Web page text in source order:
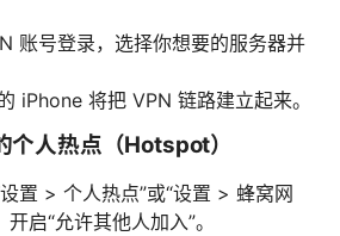
账号登录，选择你想要的服务器并
iPhone 将把 VPN 链路建立起来。
个人热点（Hotspot）
置 > 个人热点”或“设置 > 蜂窝网
启“允许其他人加入”。